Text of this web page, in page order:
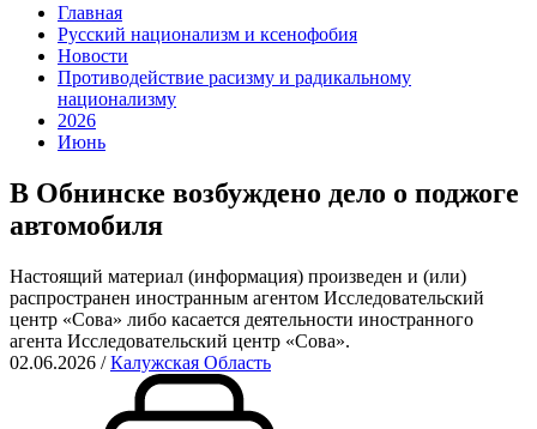
Главная
Русский национализм и ксенофобия
Новости
Противодействие расизму и радикальному
национализму
2026
Июнь
В Обнинске возбуждено дело о поджоге
автомобиля
Настоящий материал (информация) произведен и (или)
распространен иностранным агентом Исследовательский
центр «Сова» либо касается деятельности иностранного
агента Исследовательский центр «Сова».
02.06.2026 /Калужская Область